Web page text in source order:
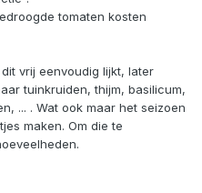
tomaten kosten
vrij eenvoudig lijkt, later
tuinkruiden, thijm, basilicum,
... . Wat ook maar het seizoen
maken. Om die te